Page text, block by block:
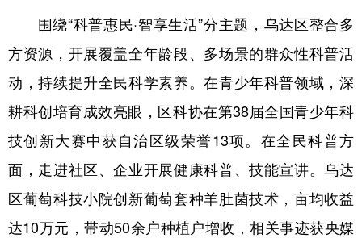
Deutsch Português
围绕“科普惠民·智享生活”分主题，乌达区整合多
方资源，开展覆盖全年龄段、多场景的群众性科普活
动，持续提升全民科学素养。在青少年科普领域，深
耕科创培育成效亮眼，区科协在第38届全国青少年科
技创新大赛中获自治区级荣誉13项。在全民科普方
面，走进社区、企业开展健康科普、技能宣讲。乌达
区葡萄科技小院创新葡萄套种羊肚菌技术，亩均收益
达10万元，带动50余户种植户增收，相关事迹获央媒